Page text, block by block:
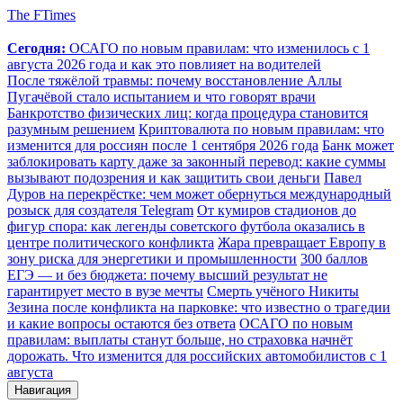
The FTimes
Сегодня: ОСАГО по новым правилам: что изменилось с 1
августа 2026 года и как это повлияет на водителей
После тяжёлой травмы: почему восстановление Аллы
Пугачёвой стало испытанием и что говорят врачи
Банкротство физических лиц: когда процедура становится
разумным решением Криптовалюта по новым правилам: что
изменится для россиян после 1 сентября 2026 года Банк может
заблокировать карту даже за законный перевод: какие суммы
вызывают подозрения и как защитить свои деньги Павел
Дуров на перекрёстке: чем может обернуться международный
розыск для создателя Telegram От кумиров стадионов до
фигур спора: как легенды советского футбола оказались в
центре политического конфликта Жара превращает Европу в
зону риска для энергетики и промышленности 300 баллов
ЕГЭ — и без бюджета: почему высший результат не
гарантирует место в вузе мечты Смерть учёного Никиты
Зезина после конфликта на парковке: что известно о трагедии
и какие вопросы остаются без ответа ОСАГО по новым
правилам: выплаты станут больше, но страховка начнёт
дорожать. Что изменится для российских автомобилистов с 1
августа
Навигация